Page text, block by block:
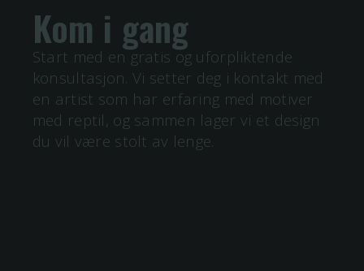
Kom i gang
Start med en gratis og uforpliktende
konsultasjon. Vi setter deg i kontakt med
en artist som har erfaring med motiver
med reptil , og sammen lager vi et design
du vil være stolt av lenge.